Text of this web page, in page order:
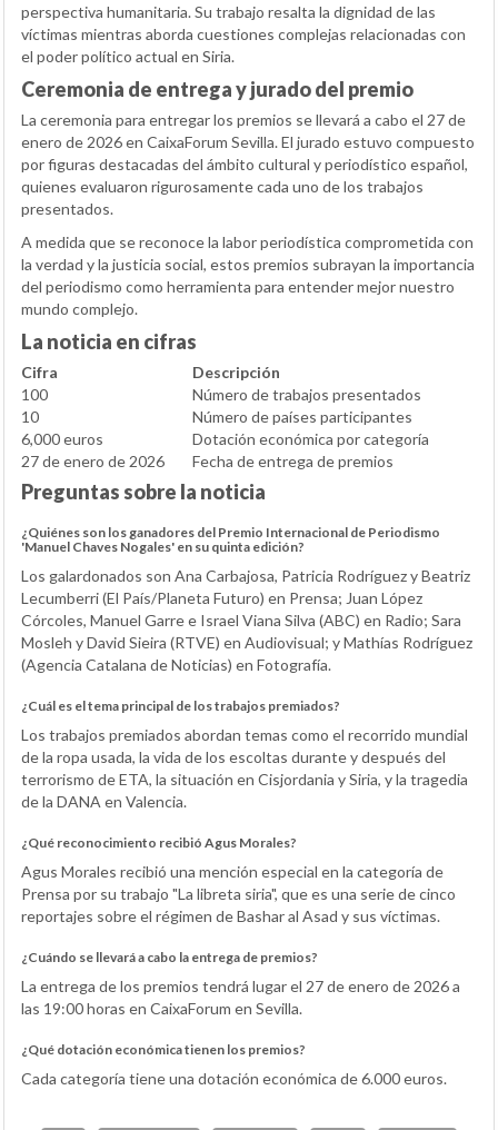
perspectiva humanitaria. Su trabajo resalta la dignidad de las
víctimas mientras aborda cuestiones complejas relacionadas con
el poder político actual en Siria.
Ceremonia de entrega y jurado del premio
La ceremonia para entregar los premios se llevará a cabo el 27 de
enero de 2026 en CaixaForum Sevilla. El jurado estuvo compuesto
por figuras destacadas del ámbito cultural y periodístico español,
quienes evaluaron rigurosamente cada uno de los trabajos
presentados.
A medida que se reconoce la labor periodística comprometida con
la verdad y la justicia social, estos premios subrayan la importancia
del periodismo como herramienta para entender mejor nuestro
mundo complejo.
La noticia en cifras
Cifra
Descripción
100
Número de trabajos presentados
10
Número de países participantes
6,000 euros
Dotación económica por categoría
27 de enero de 2026
Fecha de entrega de premios
Preguntas sobre la noticia
¿Quiénes son los ganadores del Premio Internacional de Periodismo
'Manuel Chaves Nogales' en su quinta edición?
Los galardonados son Ana Carbajosa, Patricia Rodríguez y Beatriz
Lecumberri (El País/Planeta Futuro) en Prensa; Juan López
Córcoles, Manuel Garre e Israel Viana Silva (ABC) en Radio; Sara
Mosleh y David Sieira (RTVE) en Audiovisual; y Mathías Rodríguez
(Agencia Catalana de Noticias) en Fotografía.
¿Cuál es el tema principal de los trabajos premiados?
Los trabajos premiados abordan temas como el recorrido mundial
de la ropa usada, la vida de los escoltas durante y después del
terrorismo de ETA, la situación en Cisjordania y Siria, y la tragedia
de la DANA en Valencia.
¿Qué reconocimiento recibió Agus Morales?
Agus Morales recibió una mención especial en la categoría de
Prensa por su trabajo "La libreta siria", que es una serie de cinco
reportajes sobre el régimen de Bashar al Asad y sus víctimas.
¿Cuándo se llevará a cabo la entrega de premios?
La entrega de los premios tendrá lugar el 27 de enero de 2026 a
las 19:00 horas en CaixaForum en Sevilla.
¿Qué dotación económica tienen los premios?
Cada categoría tiene una dotación económica de 6.000 euros.